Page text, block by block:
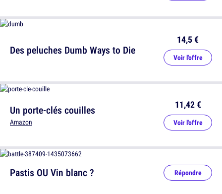
Un porte-clés couilles
Amazon
11,42 €
Voir l'offre
Des peluches Dumb Ways to Die
14,5 €
Voir l'offre
Pastis OU Vin blanc ? Répondre